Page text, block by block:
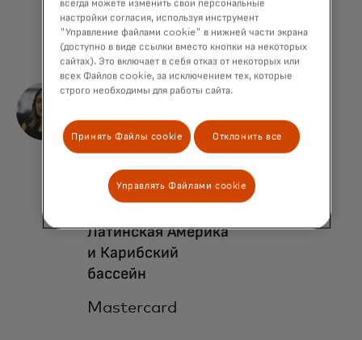
Mastercard
Мария Фернанда
управляющий
консультант по
Латинская Америка
и Карибский
бассейн
Mastercard
всегда можете изменить свои персональные
настройки согласия, используя инструмент
"Управление файлами cookie" в нижней части экрана
(доступно в виде ссылки вместо кнопки на некоторых
сайтах). Это включает в себя отказ от некоторых или
всех Файлов cookie, за исключением тех, которые
строго необходимы для работы сайта.
Принять Файлы cookie Отклонить все
Управлять Файлами cookie